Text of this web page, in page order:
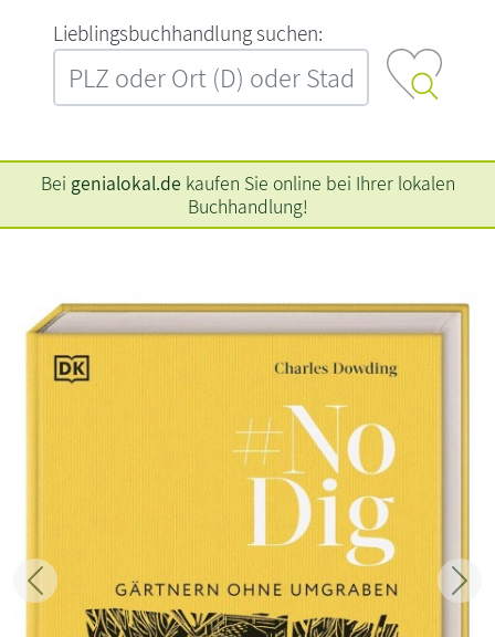
L‍i‍e‍b‍l‍i‍n‍g‍s‍b‍u‍c‍h‍h‍a‍n‍d‍l‍u‍n‍g‍ ‍s‍u‍c‍h‍e‍n‍:‍
Bei genialokal.de kaufen Sie online bei Ihrer lokalen
Buchhandlung!
Zurück